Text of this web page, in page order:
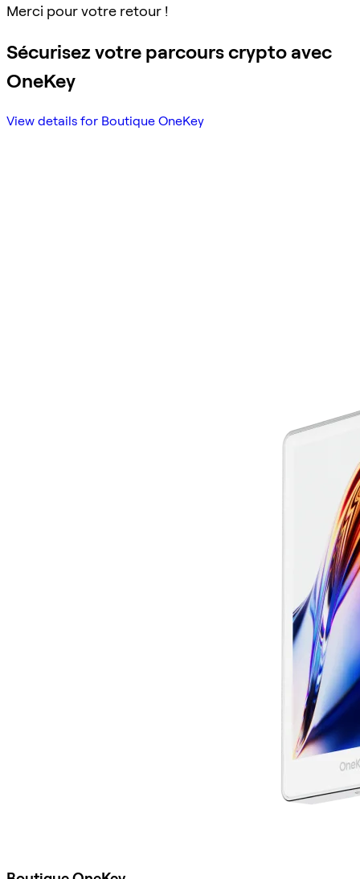
Merci pour votre retour !
Sécurisez votre parcours crypto avec
OneKey
View details for Boutique OneKey